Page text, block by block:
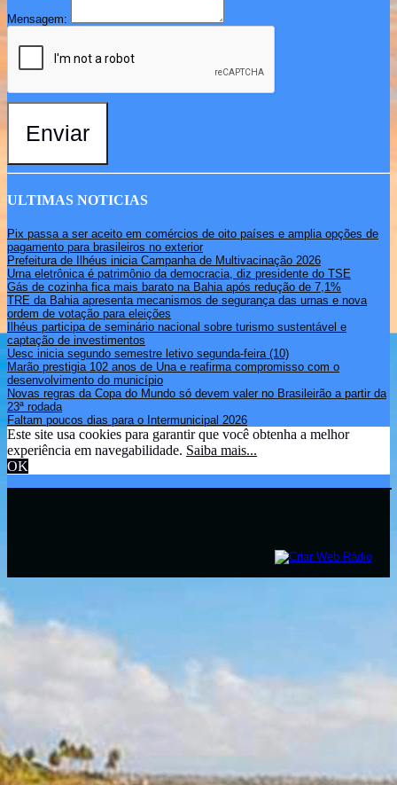
Mensagem:
Enviar
ULTIMAS NOTICIAS
Pix passa a ser aceito em comércios de oito países e amplia opções de
pagamento para brasileiros no exterior
Prefeitura de Ilhéus inicia Campanha de Multivacinação 2026
Urna eletrônica é patrimônio da democracia, diz presidente do TSE
Gás de cozinha fica mais barato na Bahia após redução de 7,1%
TRE da Bahia apresenta mecanismos de segurança das urnas e nova
ordem de votação para eleições
Ilhéus participa de seminário nacional sobre turismo sustentável e
captação de investimentos
Uesc inicia segundo semestre letivo segunda-feira (10)
Marão prestigia 102 anos de Una e reafirma compromisso com o
desenvolvimento do município
Novas regras da Copa do Mundo só devem valer no Brasileirão a partir da
23ª rodada
Faltam poucos dias para o Intermunicipal 2026
Este site usa cookies para garantir que você obtenha a melhor
experiência em navegabilidade. Saiba mais...
OK